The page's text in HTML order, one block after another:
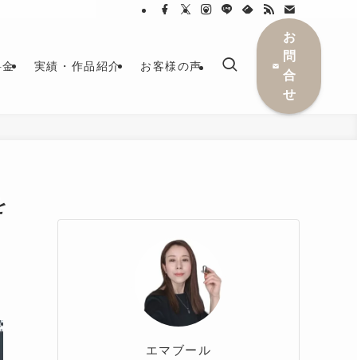
金 実績・作品紹介 お客様の声
お
問
合
せ
エマブール